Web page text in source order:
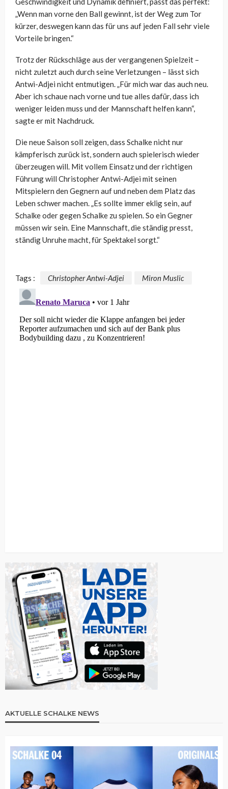
„Wenn man vorne den Ball gewinnt, ist der Weg zum Tor
kürzer, deswegen kann das für uns auf jeden Fall sehr viele
Vorteile bringen.“
Trotz der Rückschläge aus der vergangenen Spielzeit –
nicht zuletzt auch durch seine Verletzungen – lässt sich
Antwi-Adjei nicht entmutigen. „Für mich war das auch neu.
Aber ich schaue nach vorne und tue alles dafür, dass ich
weniger leiden muss und der Mannschaft helfen kann“,
sagte er mit Nachdruck.
Die neue Saison soll zeigen, dass Schalke nicht nur
kämpferisch zurück ist, sondern auch spielerisch wieder
überzeugen will. Mit vollem Einsatz und der richtigen
Führung will Christopher Antwi-Adjei mit seinen
Mitspielern den Gegnern auf und neben dem Platz das
Leben schwer machen. „Es sollte immer eklig sein, auf
Schalke oder gegen Schalke zu spielen. So ein Gegner
müssen wir sein. Eine Mannschaft, die ständig presst,
ständig Unruhe macht, für Spektakel sorgt.“
Tags : Christopher Antwi-Adjei Miron Muslic
AKTUELLE SCHALKE NEWS